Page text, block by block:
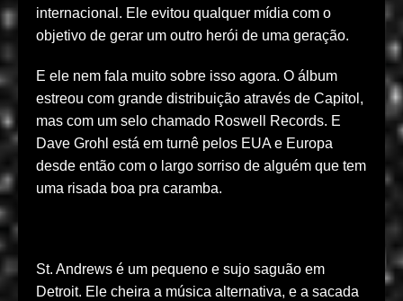
internacional. Ele evitou qualquer mídia com o
objetivo de gerar um outro herói de uma geração.
E ele nem fala muito sobre isso agora. O álbum
estreou com grande distribuição através de Capitol,
mas com um selo chamado Roswell Records. E
Dave Grohl está em turnê pelos EUA e Europa
desde então com o largo sorriso de alguém que tem
uma risada boa pra caramba.
St. Andrews é um pequeno e sujo saguão em
Detroit. Ele cheira a música alternativa, e a sacada